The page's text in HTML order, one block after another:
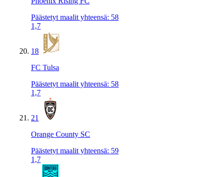
Päästetyt maalit yhteensä: 58
1,7
18
FC Tulsa
Päästetyt maalit yhteensä: 58
1,7
21
Orange County SC
Päästetyt maalit yhteensä: 59
1,7